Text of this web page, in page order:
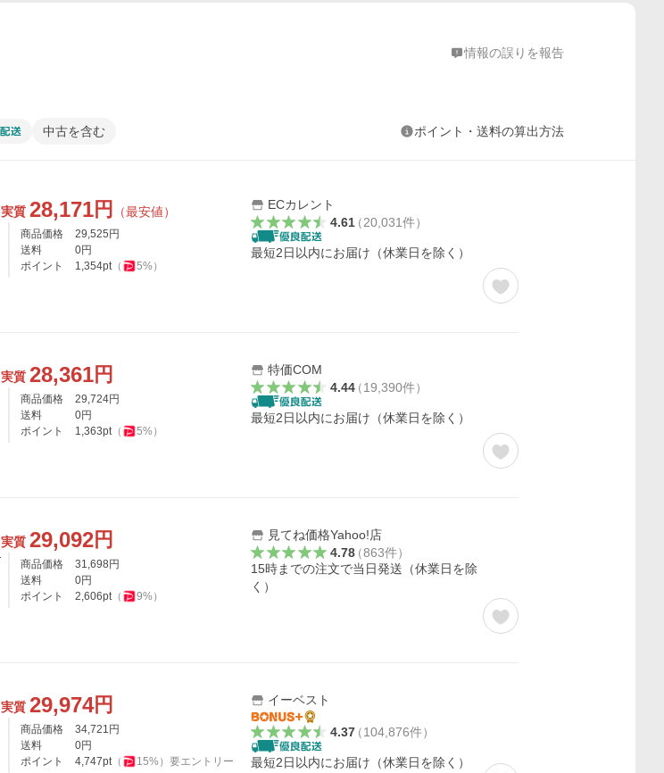
情報の誤りを報告
中古を含む ポイント・送料の算出方法
実質 28,171円 （最安値）
商品価格 29,525 円
送料
0円
ポイント
1,354pt（ 5%）
ECカレント
4.61（20,031件）
最短2日以内にお届け（休業日を除く）
実質 28,361円
商品価格 29,724円
送料
0円
ポイント
1,363pt（ 5%）
特価COM
4.44（19,390件）
最短2日以内にお届け（休業日を除く）
実質 29,092円
商品価格 31,698 円
送料
0円
ポイント
2,606pt（ 9%）
見てね価格Yahoo!店
4.78（863件）
15時までの注文で当日発送（休業日を除
く）
実質 29,974円
商品価格 34,721 円
送料
0円
ポイント
4,747pt（ 15%） 要エントリー
イーベスト
4.37（104,876件）
最短2日以内にお届け（休業日を除く）